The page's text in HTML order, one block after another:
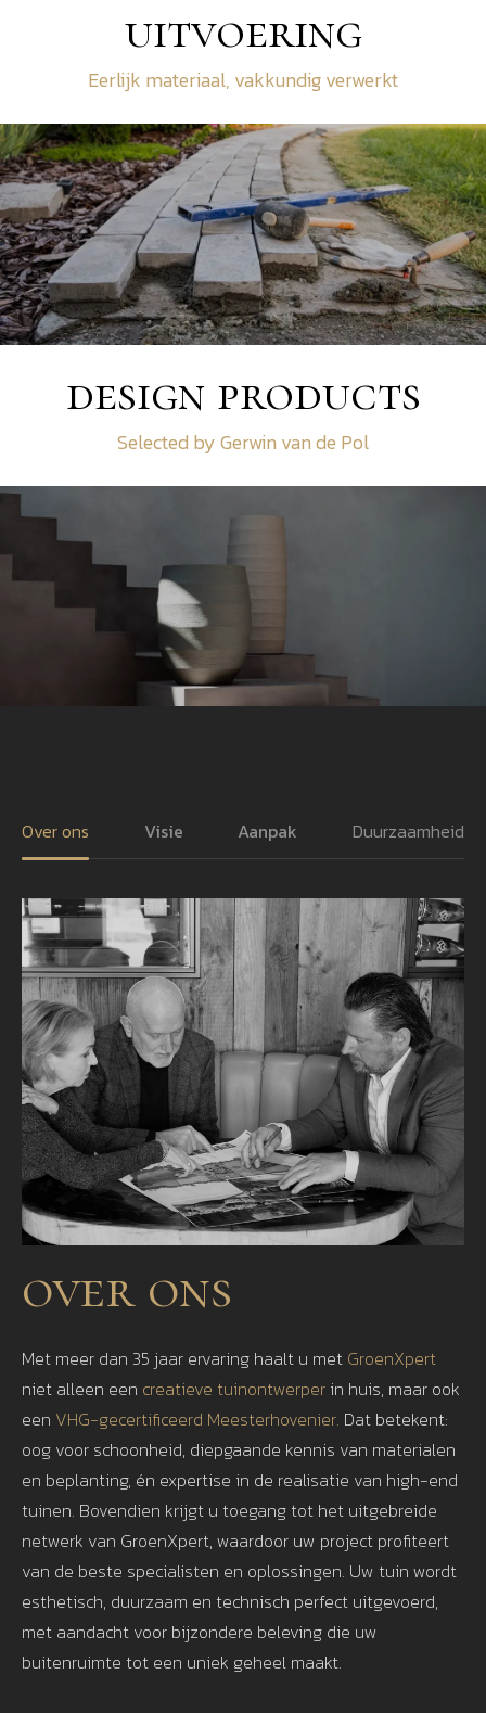
uitvoering
Eerlijk materiaal, vakkundig verwerkt
design products
Selected by Gerwin van de Pol
Over ons Visie Aanpak Duurzaamheid
over ons
Met meer dan 35 jaar ervaring haalt u met GroenXpert
niet alleen een creatieve tuinontwerper in huis, maar ook
een VHG-gecertificeerd Meesterhovenier. Dat betekent:
oog voor schoonheid, diepgaande kennis van materialen
en beplanting, én expertise in de realisatie van high-end
tuinen. Bovendien krijgt u toegang tot het uitgebreide
netwerk van GroenXpert, waardoor uw project profiteert
van de beste specialisten en oplossingen. Uw tuin wordt
esthetisch, duurzaam en technisch perfect uitgevoerd,
met aandacht voor bijzondere beleving die uw
buitenruimte tot een uniek geheel maakt.